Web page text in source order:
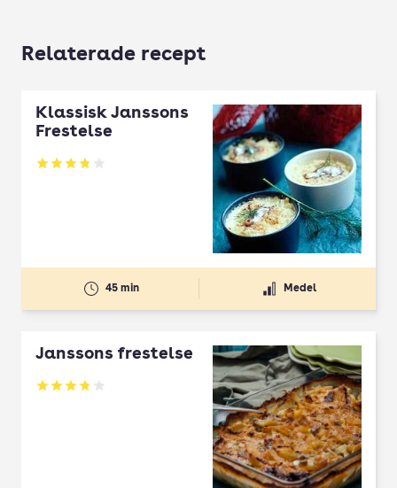
Relaterade recept
Klassisk Janssons
Frestelse
Betyg: 3.83 av 5
45 min Medel
Janssons frestelse
Betyg: 3.8 av 5